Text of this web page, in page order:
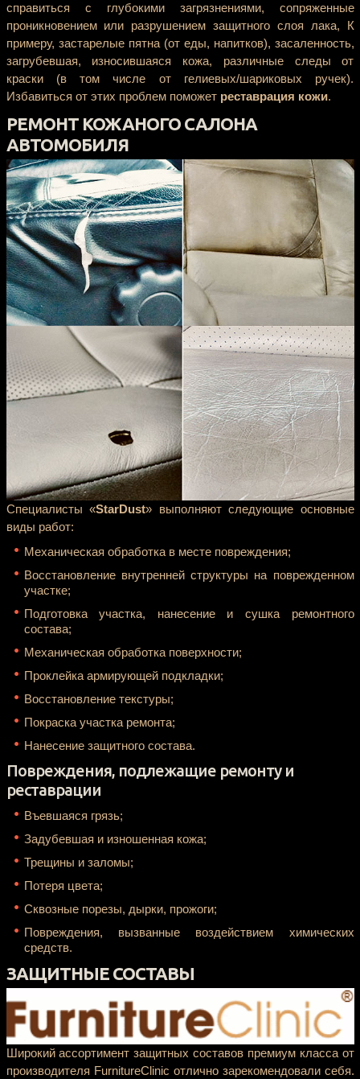
справиться с глубокими загрязнениями, сопряженные
проникновением или разрушением защитного слоя лака, К
примеру, застарелые пятна (от еды, напитков), засаленность,
загрубевшая, износившаяся кожа, различные следы от
краски (в том числе от гелиевых/шариковых ручек).
Избавиться от этих проблем поможет реставрация кожи.
РЕМОНТ КОЖАНОГО САЛОНА
АВТОМОБИЛЯ
Специалисты «StarDust» выполняют следующие основные
виды работ:
Механическая обработка в месте повреждения;
Восстановление внутренней структуры на поврежденном
участке;
Подготовка участка, нанесение и сушка ремонтного
состава;
Механическая обработка поверхности;
Проклейка армирующей подкладки;
Восстановление текстуры;
Покраска участка ремонта;
Нанесение защитного состава.
Повреждения, подлежащие ремонту и
реставрации
Въевшаяся грязь;
Задубевшая и изношенная кожа;
Трещины и заломы;
Потеря цвета;
Сквозные порезы, дырки, прожоги;
Повреждения, вызванные воздействием химических
средств.
ЗАЩИТНЫЕ СОСТАВЫ
Широкий ассортимент защитных составов премиум класса от
производителя FurnitureClinic отлично зарекомендовали себя.